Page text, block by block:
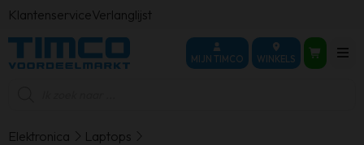
KlantenserviceVerlanglijst
MIJN TIMCO WINKELS
Elektronica
Laptops